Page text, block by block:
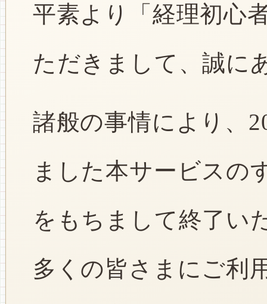
平素より「経理初心
ただきまして、誠に
諸般の事情により、
ました本サービスの
をもちまして終了い
多くの皆さまにご利